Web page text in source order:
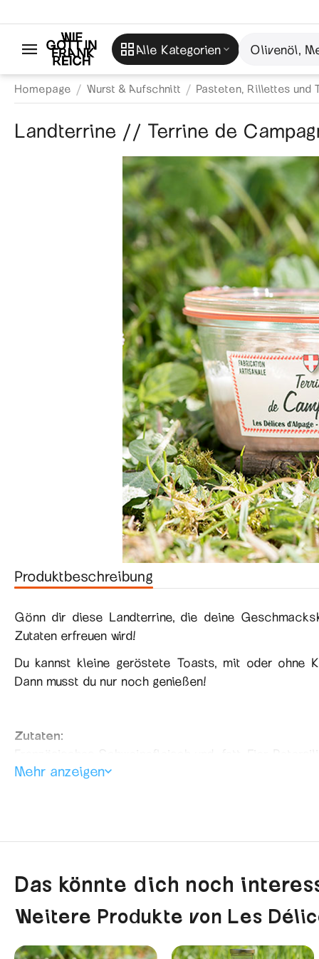
Alle Kategorien
Homepage / Wurst & Aufschnitt / Pasteten, Rillettes und
Landterrine // Terrine de
Produktbeschreibung
Gönn dir diese Landterrine, die deine
Zutaten erfreuen wird!
Du kannst kleine geröstete Toasts, mit oder ohne
Dann musst du nur noch genießen!
Zutaten:
Ohne Farbstoffe – Ohne Konservierungsstoffe –
Lagerhinweis:Bewahr sie an einem trockenen Ort auf.
MHD:2 Jahre ab Kaufdatum.
Mehr anzeigen
Das könnte dich noch
Weitere Produkte von Les